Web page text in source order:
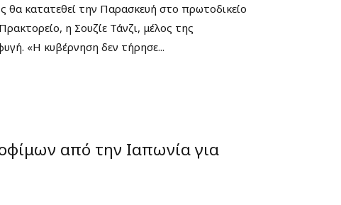
κατατεθεί την Παρασκευή στο πρωτοδικείο
η Σουζίε Τάνζι, μέλος της
«Η κυβέρνηση δεν τήρησε...
από την Ιαπωνία για